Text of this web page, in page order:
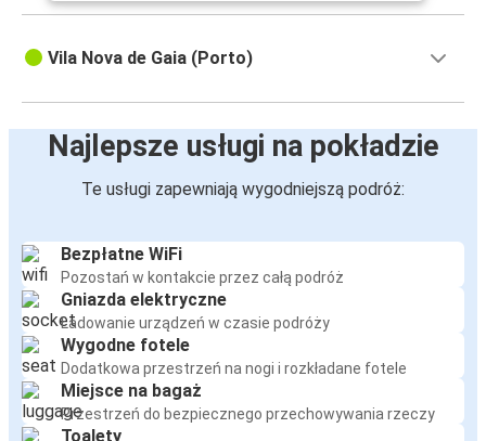
Vila Nova de Gaia (Porto)
Najlepsze usługi na pokładzie
Te usługi zapewniają wygodniejszą podróż:
Bezpłatne WiFi
Pozostań w kontakcie przez całą podróż
Gniazda elektryczne
Ładowanie urządzeń w czasie podróży
Wygodne fotele
Dodatkowa przestrzeń na nogi i rozkładane fotele
Miejsce na bagaż
Przestrzeń do bezpiecznego przechowywania rzeczy
Toalety